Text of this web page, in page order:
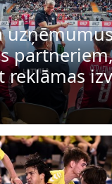
reklāmas